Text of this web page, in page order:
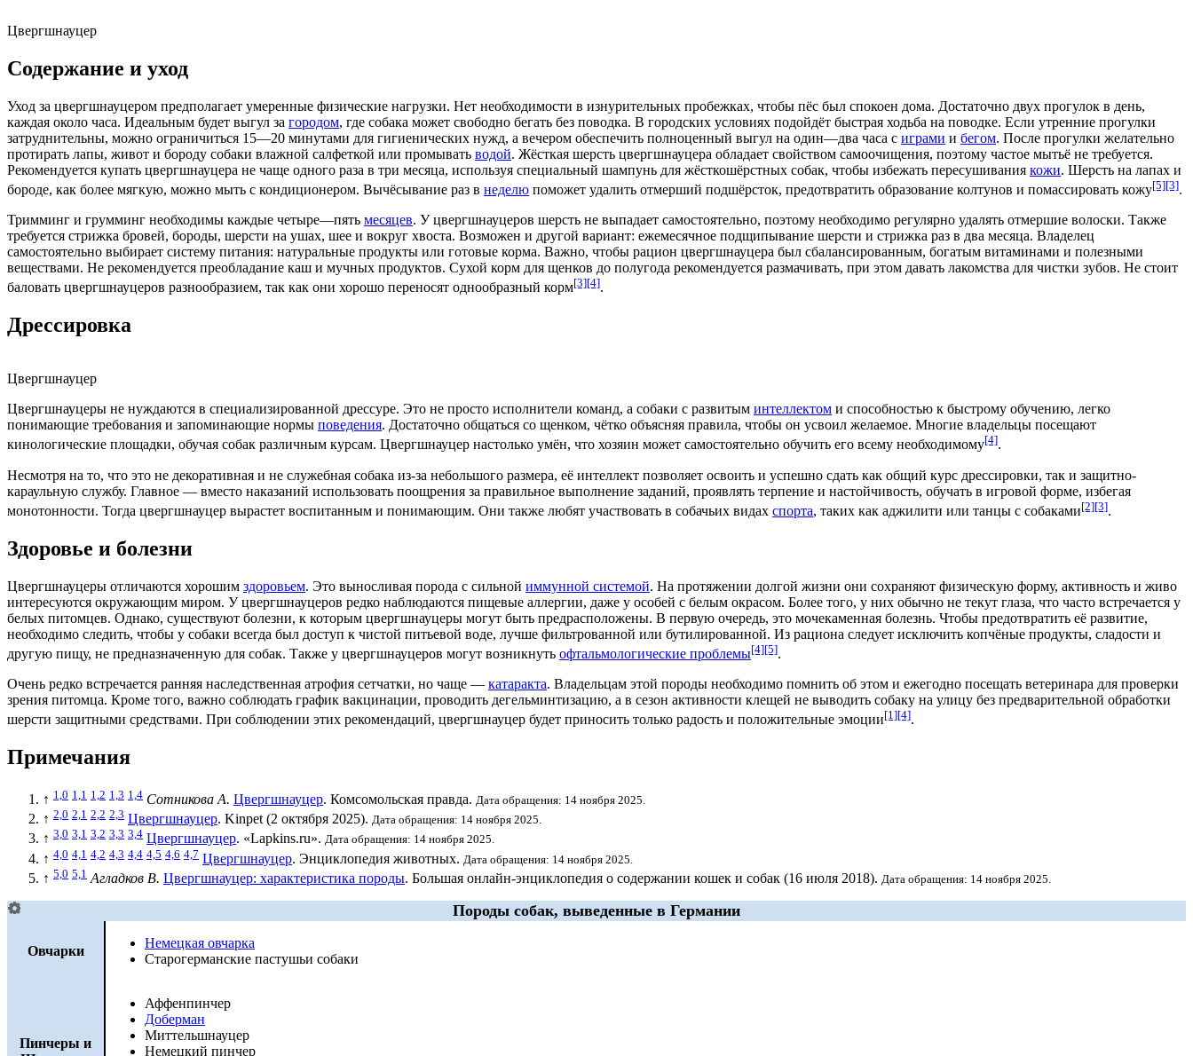
Цвергшнауцер
Содержание и уход
Уход за цвергшнауцером предполагает умеренные физические нагрузки. Нет необходимости в изнурительных пробежках, чтобы пёс был спокоен дома. Достаточно двух прогулок в день,
каждая около часа. Идеальным будет выгул за городом, где собака может свободно бегать без поводка. В городских условиях подойдёт быстрая ходьба на поводке. Если утренние прогулки
затруднительны, можно ограничиться 15—20 минутами для гигиенических нужд, а вечером обеспечить полноценный выгул на один—два часа с играми и бегом. После прогулки желательно
протирать лапы, живот и бороду собаки влажной салфеткой или промывать водой. Жёсткая шерсть цвергшнауцера обладает свойством самоочищения, поэтому частое мытьё не требуется.
Рекомендуется купать цвергшнауцера не чаще одного раза в три месяца, используя специальный шампунь для жёсткошёрстных собак, чтобы избежать пересушивания кожи. Шерсть на лапах и
бороде, как более мягкую, можно мыть с кондиционером. Вычёсывание раз в неделю поможет удалить отмерший подшёрсток, предотвратить образование колтунов и помассировать кожу[5][3].
Тримминг и грумминг необходимы каждые четыре—пять месяцев. У цвергшнауцеров шерсть не выпадает самостоятельно, поэтому необходимо регулярно удалять отмершие волоски. Также
требуется стрижка бровей, бороды, шерсти на ушах, шее и вокруг хвоста. Возможен и другой вариант: ежемесячное подщипывание шерсти и стрижка раз в два месяца. Владелец
самостоятельно выбирает систему питания: натуральные продукты или готовые корма. Важно, чтобы рацион цвергшнауцера был сбалансированным, богатым витаминами и полезными
веществами. Не рекомендуется преобладание каш и мучных продуктов. Сухой корм для щенков до полугода рекомендуется размачивать, при этом давать лакомства для чистки зубов. Не стоит
баловать цвергшнауцеров разнообразием, так как они хорошо переносят однообразный корм[3][4].
Дрессировка
Цвергшнауцер
Цвергшнауцеры не нуждаются в специализированной дрессуре. Это не просто исполнители команд, а собаки с развитым интеллектом и способностью к быстрому обучению, легко
понимающие требования и запоминающие нормы поведения. Достаточно общаться со щенком, чётко объясняя правила, чтобы он усвоил желаемое. Многие владельцы посещают
кинологические площадки, обучая собак различным курсам. Цвергшнауцер настолько умён, что хозяин может самостоятельно обучить его всему необходимому[4].
Несмотря на то, что это не декоративная и не служебная собака из-за небольшого размера, её интеллект позволяет освоить и успешно сдать как общий курс дрессировки, так и защитно-
караульную службу. Главное — вместо наказаний использовать поощрения за правильное выполнение заданий, проявлять терпение и настойчивость, обучать в игровой форме, избегая
монотонности. Тогда цвергшнауцер вырастет воспитанным и понимающим. Они также любят участвовать в собачьих видах спорта, таких как аджилити или танцы с собаками[2][3].
Здоровье и болезни
Цвергшнауцеры отличаются хорошим здоровьем. Это выносливая порода с сильной иммунной системой. На протяжении долгой жизни они сохраняют физическую форму, активность и живо
интересуются окружающим миром. У цвергшнауцеров редко наблюдаются пищевые аллергии, даже у особей с белым окрасом. Более того, у них обычно не текут глаза, что часто встречается у
белых питомцев. Однако, существуют болезни, к которым цвергшнауцеры могут быть предрасположены. В первую очередь, это мочекаменная болезнь. Чтобы предотвратить её развитие,
необходимо следить, чтобы у собаки всегда был доступ к чистой питьевой воде, лучше фильтрованной или бутилированной. Из рациона следует исключить копчёные продукты, сладости и
другую пищу, не предназначенную для собак. Также у цвергшнауцеров могут возникнуть офтальмологические проблемы[4][5].
Очень редко встречается ранняя наследственная атрофия сетчатки, но чаще — катаракта. Владельцам этой породы необходимо помнить об этом и ежегодно посещать ветеринара для проверки
зрения питомца. Кроме того, важно соблюдать график вакцинации, проводить дегельминтизацию, а в сезон активности клещей не выводить собаку на улицу без предварительной обработки
шерсти защитными средствами. При соблюдении этих рекомендаций, цвергшнауцер будет приносить только радость и положительные эмоции[1][4].
Примечания
↑ 1,0 1,1 1,2 1,3 1,4 Сотникова А. Цвергшнауцер. Комсомольская правда. Дата обращения: 14 ноября 2025.
↑ 2,0 2,1 2,2 2,3 Цвергшнауцер. Kinpet (2 октября 2025). Дата обращения: 14 ноября 2025.
↑ 3,0 3,1 3,2 3,3 3,4 Цвергшнауцер. «Lapkins.ru». Дата обращения: 14 ноября 2025.
↑ 4,0 4,1 4,2 4,3 4,4 4,5 4,6 4,7 Цвергшнауцер. Энциклопедия животных. Дата обращения: 14 ноября 2025.
↑ 5,0 5,1 Агладков В. Цвергшнауцер: характеристика породы. Большая онлайн-энциклопедия о содержании кошек и собак (16 июля 2018). Дата обращения: 14 ноября 2025.
Породы собак, выведенные в Германии
Овчарки
Немецкая овчарка
Старогерманские пастушьи собаки
Пинчеры и
Аффенпинчер
Доберман
Миттельшнауцер
Немецкий пинчер